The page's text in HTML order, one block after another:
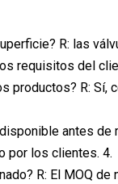
R: las
requisitos del
productos? R:
antes
por los clientes. 4.
R: El MOQ